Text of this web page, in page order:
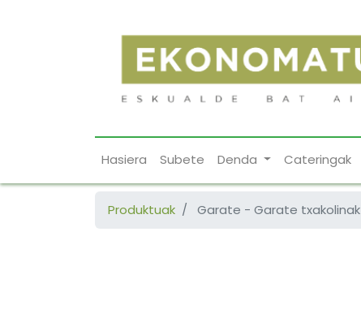
Hasiera Subete Denda Cateringak
Produktuak Garate - Garate txakolinak